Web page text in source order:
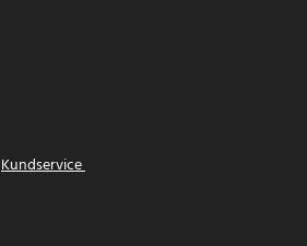
Kundservice